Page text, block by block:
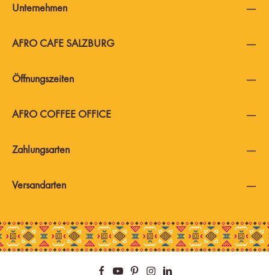
AFRO COFFEE OFFICE
AFRO CAFE SALZBURG
Zahlungsarten
Unternehmen
Öffnungszeiten
Versandarten